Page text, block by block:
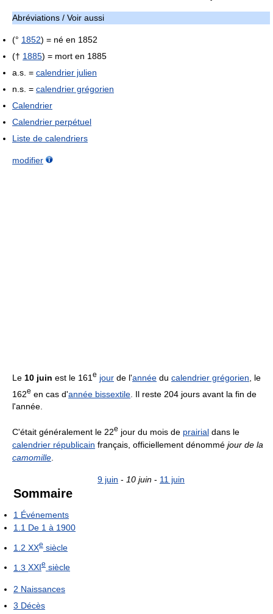
Abréviations / Voir aussi
(° 1852) = né en 1852
(† 1885) = mort en 1885
a.s. = calendrier julien
n.s. = calendrier grégorien
Calendrier
Calendrier perpétuel
Liste de calendriers
modifier
Le 10 juin est le 161 e jour de l'année du calendrier grégorien , le
162e en cas d'année bissextile . Il reste 204 jours avant la fin de
l'année.
C'était généralement le 22e jour du mois de prairial dans le
calendrier républicain français, officiellement dénommé jour de la
camomille
9 juin - 10 juin - 11 juin
Sommaire
1 Événements
1.1 De 1 à 1900
1.2 XXe siècle
1.3 XXIe siècle
2 Naissances
3 Décès